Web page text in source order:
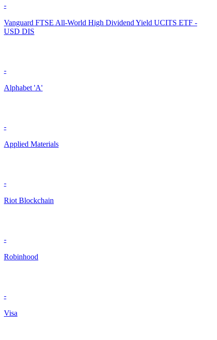
-
Vanguard FTSE All-World High Dividend Yield UCITS ETF -
USD DIS
-
Alphabet 'A'
-
Applied Materials
-
Riot Blockchain
-
Robinhood
-
Visa